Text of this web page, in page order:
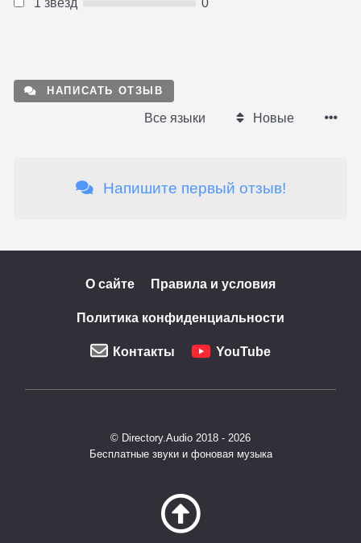
НАПИСАТЬ ОТЗЫВ
Все языки Новые
Напишите первый отзыв!
О сайте Правила и условия
Политика конфиденциальности
Контакты YouTube
© Directory.Audio 2018 - 2026
Бесплатные звуки и фоновая музыка